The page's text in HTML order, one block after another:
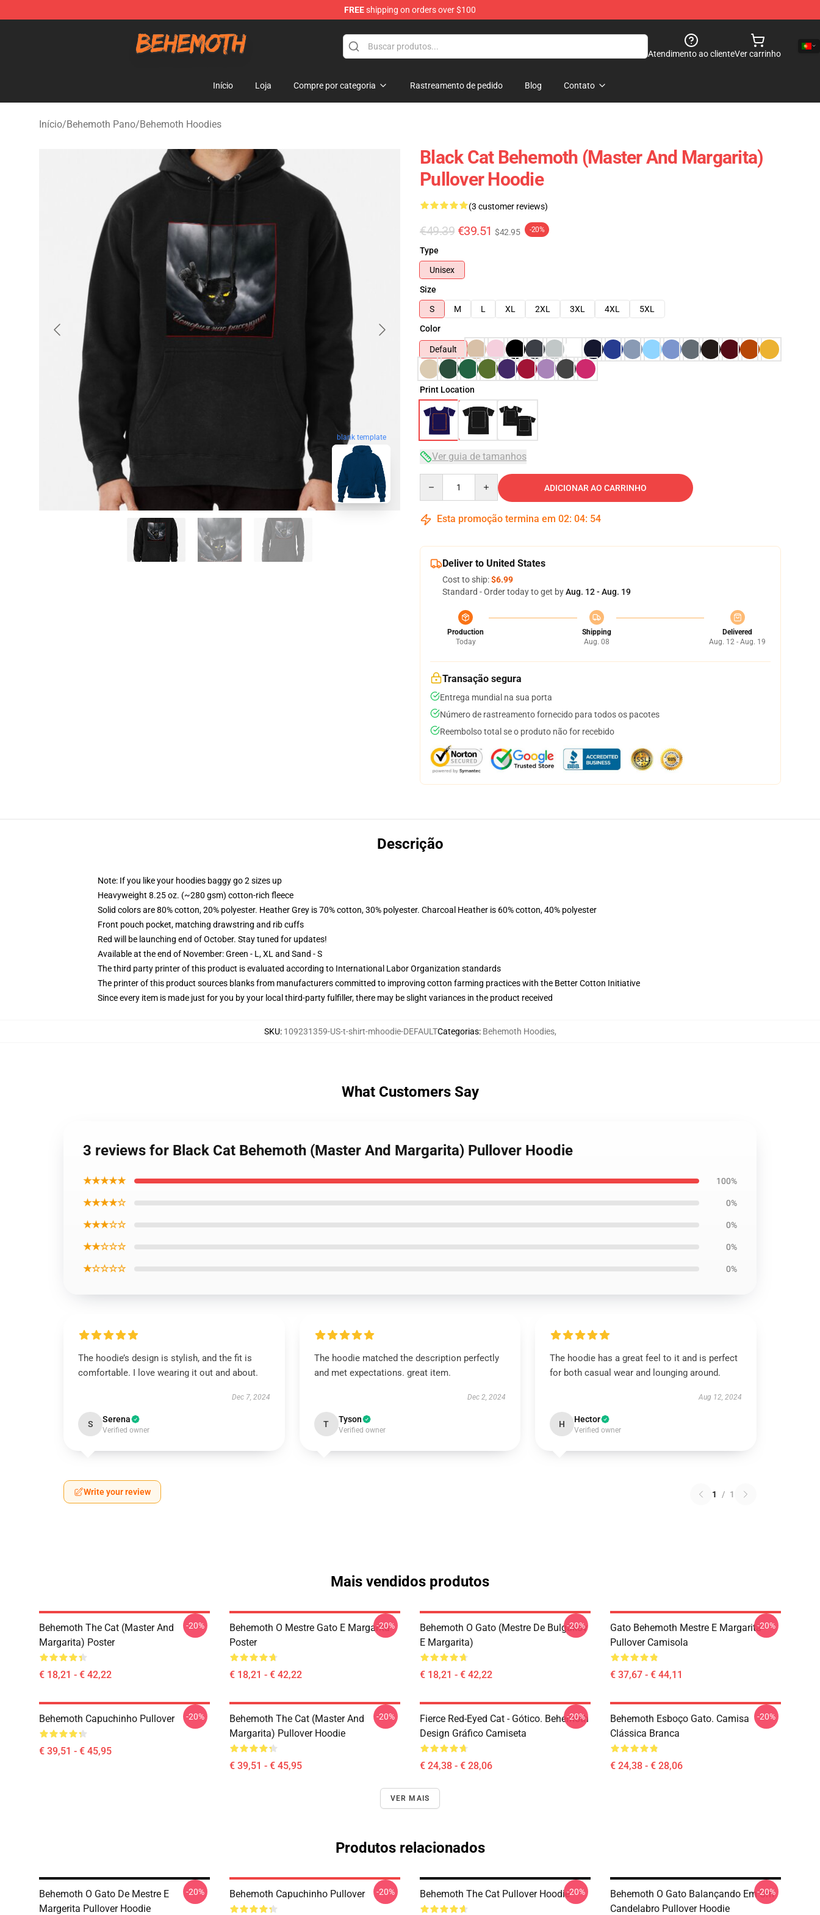
FREEshipping on orders over $100
Atendimento ao clienteVer carrinho
Início Loja Compre por categoria Rastreamento de pedido Blog Contato
Início/Behemoth Pano/Behemoth Hoodies
blank template
Black Cat Behemoth (Master And Margarita)
Pullover Hoodie
(3 customer reviews)
€49.39 €39.51 $42.95 -20%
Type
Unisex
Size
S
M L XL 2XL 3XL 4XL
5XL
Color
Default
Print Location
Ver guia de tamanhos
ADICIONAR AO CARRINHO
Esta promoção termina em 02: 04: 53
Deliver to United States
Cost to ship:$6.99
Standard - Order today to get byAug. 12 - Aug. 19
Production
Today
Shipping
Aug. 08
Delivered
Aug. 12 - Aug. 19
Transação segura
Entrega mundial na sua porta
Número de rastreamento fornecido para todos os pacotes
Reembolso total se o produto não for recebido
Descrição
Note: If you like your hoodies baggy go 2 sizes up
Heavyweight 8.25 oz. (~280 gsm) cotton-rich fleece
Solid colors are 80% cotton, 20% polyester. Heather Grey is 70% cotton, 30% polyester. Charcoal Heather is 60% cotton, 40% polyester
Front pouch pocket, matching drawstring and rib cuffs
Red will be launching end of October. Stay tuned for updates!
Available at the end of November: Green - L, XL and Sand - S
The third party printer of this product is evaluated according to International Labor Organization standards
The printer of this product sources blanks from manufacturers committed to improving cotton farming practices with the Better Cotton Initiative
Since every item is made just for you by your local third-party fulfiller, there may be slight variances in the product received
SKU: 109231359-US-t-shirt-mhoodie-DEFAULTCategorias: Behemoth Hoodies,
What Customers Say
3 reviews for Black Cat Behemoth (Master And Margarita) Pullover Hoodie
★★★★★ 100%
★★★★☆ 0%
★★★☆☆ 0%
★★☆☆☆ 0%
★☆☆☆☆ 0%
The hoodie’s design is stylish, and the fit is
comfortable. I love wearing it out and about.
Dec 7, 2024
S Serena
Verified owner
The hoodie matched the description perfectly
and met expectations. great item.
Dec 2, 2024
T Tyson
Verified owner
The hoodie has a great feel to it and is perfect
for both casual wear and lounging around.
Aug 12, 2024
H Hector
Verified owner
Write your review 1 / 1
Mais vendidos produtos
Behemoth The Cat (Master And
Margarita) Poster
€ 18,21 - € 42,22
-20%
Behemoth O Mestre Gato E Margarita
Poster
€ 18,21 - € 42,22
-20%
Behemoth O Gato (Mestre De Bulgakov
E Margarita)
€ 18,21 - € 42,22
-20%
Gato Behemoth Mestre E Margarita
Pullover Camisola
€ 37,67 - € 44,11
-20%
Behemoth Capuchinho Pullover
€ 39,51 - € 45,95
-20%
Behemoth The Cat (Master And
Margarita) Pullover Hoodie
€ 39,51 - € 45,95
-20%
Fierce Red-Eyed Cat - Gótico. Behemoth
Design Gráfico Camiseta
€ 24,38 - € 28,06
-20%
Behemoth Esboço Gato. Camisa
Clássica Branca
€ 24,38 - € 28,06
-20%
VER MAIS
Produtos relacionados
Behemoth O Gato De Mestre E
Margerita Pullover Hoodie
-20% Behemoth Capuchinho Pullover -20% Behemoth The Cat Pullover Hoodie-20%
Behemoth O Gato Balançando Em Um
Candelabro Pullover Hoodie
-20%